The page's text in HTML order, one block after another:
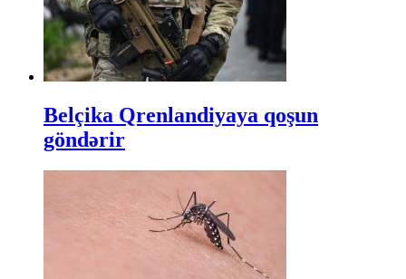
Belçika Qrenlandiyaya qoşun
göndərir